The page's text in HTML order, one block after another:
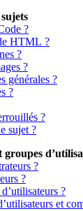
?
HTML ?
?
?
générales ?
?
?
sujet ?
groupes
?
?
?
et